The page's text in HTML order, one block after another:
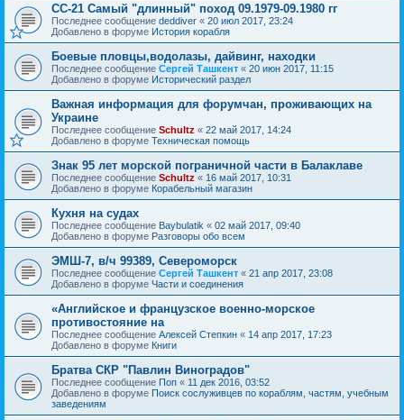
СС-21 Самый "длинный" поход 09.1979-09.1980 гг
Последнее сообщение deddiver « 20 июл 2017, 23:24
Добавлено в форуме История корабля
Боевые пловцы,водолазы, дайвинг, находки
Последнее сообщение Сергей Ташкент « 20 июн 2017, 11:15
Добавлено в форуме Исторический раздел
Важная информация для форумчан, проживающих на
Украине
Последнее сообщение Schultz « 22 май 2017, 14:24
Добавлено в форуме Техническая помощь
Знак 95 лет морской пограничной части в Балаклаве
Последнее сообщение Schultz « 16 май 2017, 10:31
Добавлено в форуме Корабельный магазин
Кухня на судах
Последнее сообщение Baybulatik « 02 май 2017, 09:40
Добавлено в форуме Разговоры обо всем
ЭМШ-7, в/ч 99389, Североморск
Последнее сообщение Сергей Ташкент « 21 апр 2017, 23:08
Добавлено в форуме Части и соединения
«Английское и французское военно-морское
противостояние на
Последнее сообщение Алексей Степкин « 14 апр 2017, 17:23
Добавлено в форуме Книги
Братва СКР "Павлин Виноградов"
Последнее сообщение Поп « 11 дек 2016, 03:52
Добавлено в форуме Поиск сослуживцев по кораблям, частям, учебным
заведениям